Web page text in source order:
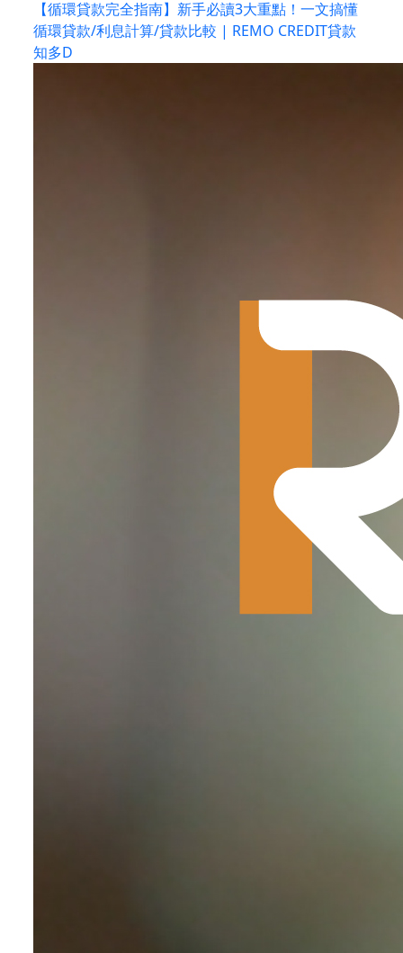
【循環貸款完全指南】新手必讀3大重點！一文搞懂
循環貸款/利息計算/貸款比較 | REMO CREDIT貸款
知多D